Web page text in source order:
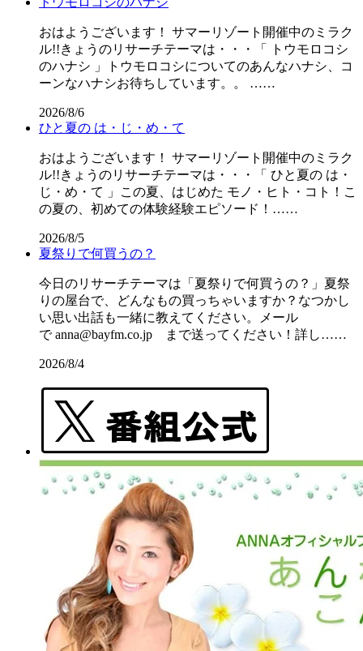
おはようございます！ サマーリゾート開催中のミラク
ル!!きょうのリサーチテーマは・・・「 トウモロコシ
のハナシ 」トウモロコシについてのあんなハナシ、コ
ーンなハナシお待ちしています。。 ……
2026/8/6
ひと夏の は・じ・め・て
おはようございます！ サマーリゾート開催中のミラク
ル!!きょうのリサーチテーマは・・・「 ひと夏の は・
じ・め・て 」この夏、はじめた モノ・ヒト・コト！こ
の夏の、初めての体験経験エピソード！……
2026/8/5
夏祭りで何買うの？
今日のリサーチテーマは「夏祭りで何買うの？」夏祭
りの屋台で、どんなもの買っちゃいますか？なつかし
い思い出話も一緒に教えてください。メール
で anna@bayfm.co.jp まで送ってください！詳し……
2026/8/4